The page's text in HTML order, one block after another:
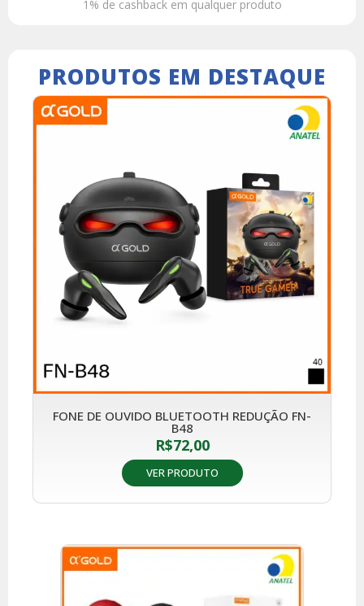
1% de cashback em qualquer produto
PRODUTOS EM DESTAQUE
FONE DE OUVIDO BLUETOOTH REDUÇÃO FN-
B48
R$72,00
VER PRODUTO